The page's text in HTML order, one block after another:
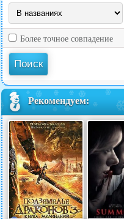
Более точное совпадение
Рекомендуем: